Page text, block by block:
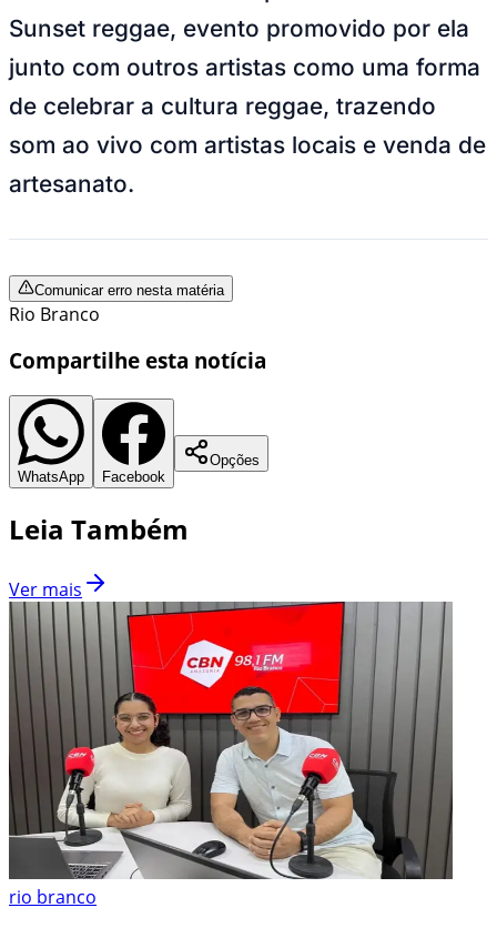
Sunset reggae, evento promovido por ela
junto com outros artistas como uma forma
de celebrar a cultura reggae, trazendo
som ao vivo com artistas locais e venda de
artesanato.
Comunicar erro nesta matéria
Rio Branco
Compartilhe esta notícia
WhatsApp Facebook
Opções
Leia Também
Ver mais
rio branco